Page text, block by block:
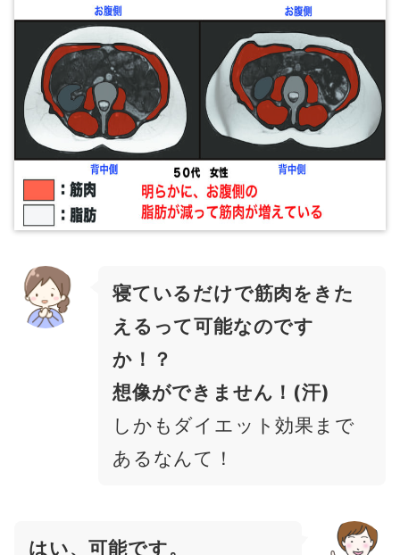
寝ているだけで筋肉をきた
えるって可能なのです
か！？
想像ができません！(汗)
しかもダイエット効果まで
あるなんて！
はい、可能です。